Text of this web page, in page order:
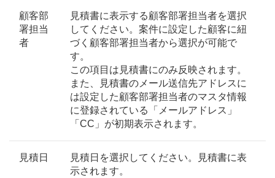
顧客部
署担当
者
見積書に表示する顧客部署担当者を選択
してください。案件に設定した顧客に紐
づく顧客部署担当者から選択が可能で
す。
この項目は見積書にのみ反映されます。
また、見積書のメール送信先アドレスに
は設定した顧客部署担当者のマスタ情報
に登録されている「メールアドレス」
「CC」が初期表示されます。
見積日
見積日を選択してください。見積書に表
示されます。